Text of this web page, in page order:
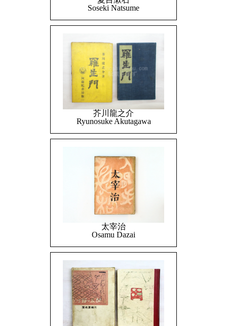
Soseki Natsume
芥川龍之介
Ryunosuke Akutagawa
太宰治
Osamu Dazai